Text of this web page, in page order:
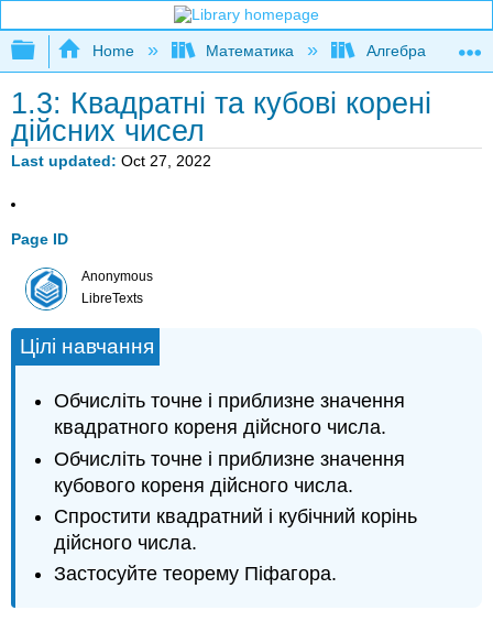
Expand/collapse global hierarchy
Home Математика Алгебра
1.3: Квадратні та кубові корені
дійсних чисел
Last updated Oct 27, 2022
Page ID
Anonymous
LibreTexts
Цілі навчання
Обчисліть точне і приблизне значення
квадратного кореня дійсного числа.
Обчисліть точне і приблизне значення
кубового кореня дійсного числа.
Спростити квадратний і кубічний корінь
дійсного числа.
Застосуйте теорему Піфагора.